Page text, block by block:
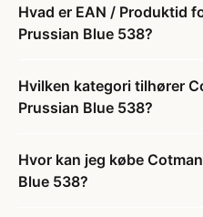
Hvad er EAN / Produktid
Prussian Blue 538?
Hvilken kategori tilhører
Prussian Blue 538?
Hvor kan jeg købe
Blue 538?